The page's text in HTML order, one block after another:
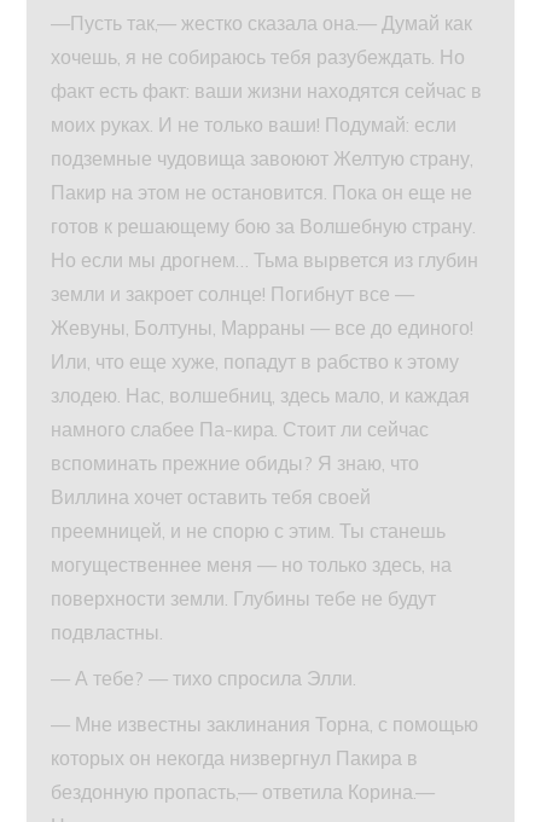
—Пусть так,— жестко сказала она.— Думай как
хочешь, я не собираюсь тебя разубеждать. Но
факт есть факт: ваши жизни находятся сейчас в
моих руках. И не только ваши! Подумай: если
подземные чудовища завоюют Желтую страну,
Пакир на этом не остановится. Пока он еще не
готов к решающему бою за Волшебную страну.
Но если мы дрогнем… Тьма вырвется из глубин
земли и закроет солнце! Погибнут все —
Жевуны, Болтуны, Марраны — все до единого!
Или, что еще хуже, попадут в рабство к этому
злодею. Нас, волшебниц, здесь мало, и каждая
намного слабее Па-кира. Стоит ли сейчас
вспоминать прежние обиды? Я знаю, что
Виллина хочет оставить тебя своей
преемницей, и не спорю с этим. Ты станешь
могущественнее меня — но только здесь, на
поверхности земли. Глубины тебе не будут
подвластны.
— А тебе? — тихо спросила Элли.
— Мне известны заклинания Торна, с помощью
которых он некогда низвергнул Пакира в
бездонную пропасть,— ответила Корина.—